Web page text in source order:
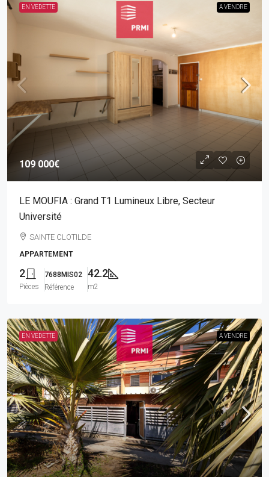
EN VEDETTE A VENDRE
109 000€
LE MOUFIA : Grand T1 Lumineux Libre, Secteur
Université
SAINTE CLOTILDE
APPARTEMENT
2
Pièces
7688MIS02
Référence
42.2
m2
EN VEDETTE A VENDRE